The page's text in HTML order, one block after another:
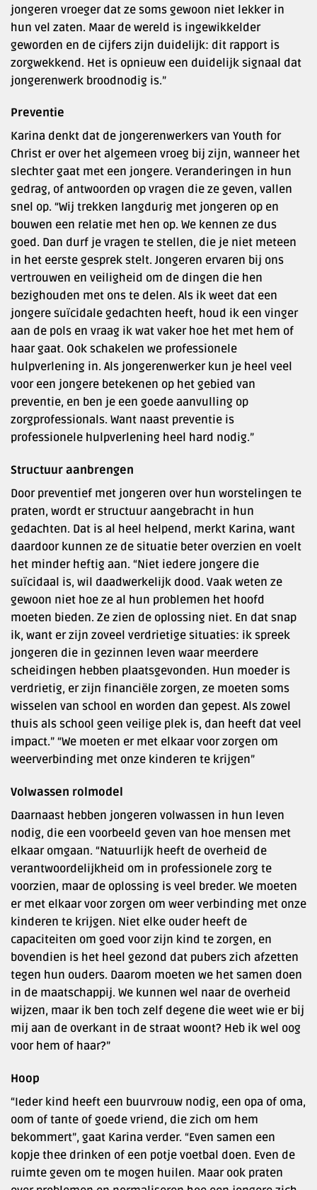
jongeren vroeger dat ze soms gewoon niet lekker in
hun vel zaten. Maar de wereld is ingewikkelder
geworden en de cijfers zijn duidelijk: dit rapport is
zorgwekkend. Het is opnieuw een duidelijk signaal dat
jongerenwerk broodnodig is.”
Preventie
Karina denkt dat de jongerenwerkers van Youth for
Christ er over het algemeen vroeg bij zijn, wanneer het
slechter gaat met een jongere. Veranderingen in hun
gedrag, of antwoorden op vragen die ze geven, vallen
snel op. “Wij trekken langdurig met jongeren op en
bouwen een relatie met hen op. We kennen ze dus
goed. Dan durf je vragen te stellen, die je niet meteen
in het eerste gesprek stelt. Jongeren ervaren bij ons
vertrouwen en veiligheid om de dingen die hen
bezighouden met ons te delen. Als ik weet dat een
jongere suïcidale gedachten heeft, houd ik een vinger
aan de pols en vraag ik wat vaker hoe het met hem of
haar gaat. Ook schakelen we professionele
hulpverlening in. Als jongerenwerker kun je heel veel
voor een jongere betekenen op het gebied van
preventie, en ben je een goede aanvulling op
zorgprofessionals. Want naast preventie is
professionele hulpverlening heel hard nodig.”
Structuur aanbrengen
Door preventief met jongeren over hun worstelingen te
praten, wordt er structuur aangebracht in hun
gedachten. Dat is al heel helpend, merkt Karina, want
daardoor kunnen ze de situatie beter overzien en voelt
het minder heftig aan. “Niet iedere jongere die
suïcidaal is, wil daadwerkelijk dood. Vaak weten ze
gewoon niet hoe ze al hun problemen het hoofd
moeten bieden. Ze zien de oplossing niet. En dat snap
ik, want er zijn zoveel verdrietige situaties: ik spreek
jongeren die in gezinnen leven waar meerdere
scheidingen hebben plaatsgevonden. Hun moeder is
verdrietig, er zijn financiële zorgen, ze moeten soms
wisselen van school en worden dan gepest. Als zowel
thuis als school geen veilige plek is, dan heeft dat veel
impact.” “We moeten er met elkaar voor zorgen om
weerverbinding met onze kinderen te krijgen”
Volwassen rolmodel
Daarnaast hebben jongeren volwassen in hun leven
nodig, die een voorbeeld geven van hoe mensen met
elkaar omgaan. “Natuurlijk heeft de overheid de
verantwoordelijkheid om in professionele zorg te
voorzien, maar de oplossing is veel breder. We moeten
er met elkaar voor zorgen om weer verbinding met onze
kinderen te krijgen. Niet elke ouder heeft de
capaciteiten om goed voor zijn kind te zorgen, en
bovendien is het heel gezond dat pubers zich afzetten
tegen hun ouders. Daarom moeten we het samen doen
in de maatschappij. We kunnen wel naar de overheid
wijzen, maar ik ben toch zelf degene die weet wie er bij
mij aan de overkant in de straat woont? Heb ik wel oog
voor hem of haar?”
Hoop
“Ieder kind heeft een buurvrouw nodig, een opa of oma,
oom of tante of goede vriend, die zich om hem
bekommert”, gaat Karina verder. “Even samen een
kopje thee drinken of een potje voetbal doen. Even de
ruimte geven om te mogen huilen. Maar ook praten